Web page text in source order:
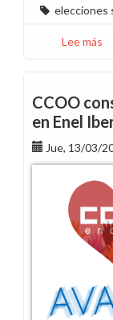
elecciones
Lee más
-
CCOO
en Enel
Jue, 13/03/